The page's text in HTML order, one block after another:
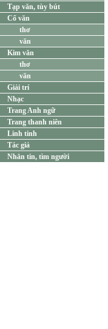
Tạp văn, tùy bút
Cổ văn
thơ
văn
Kim văn
thơ
văn
Giải trí
Nhạc
Trang Anh ngữ
Trang thanh niên
Linh tinh
Tác giả
Nhắn tin, tìm người